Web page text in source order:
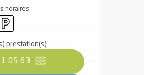
horaires
prestation(s)
05 63 ▒▒